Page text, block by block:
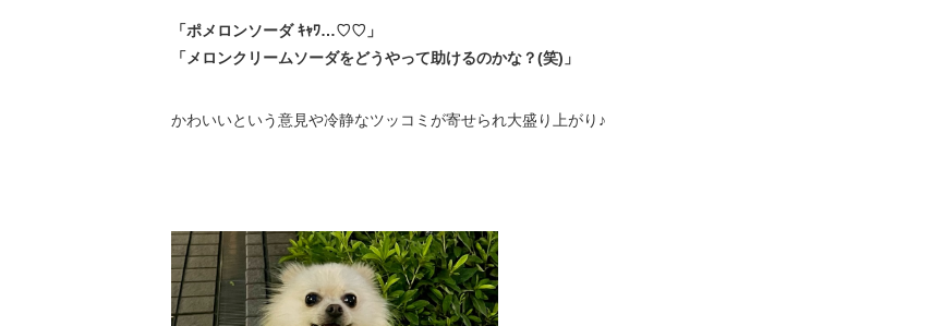
「ポメロンソーダ ｷｬﾜ…♡♡」
「メロンクリームソーダをどうやって助けるのかな？(笑)」
かわいいという意見や冷静なツッコミが寄せられ大盛り上がり♪